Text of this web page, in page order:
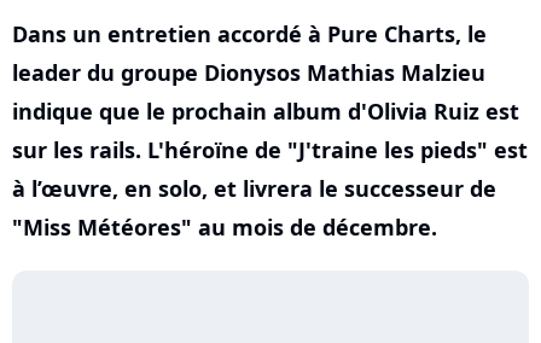
Dans un entretien accordé à Pure Charts, le
leader du groupe Dionysos Mathias Malzieu
indique que le prochain album d'Olivia Ruiz est
sur les rails. L'héroïne de "J'traine les pieds" est
à l’œuvre, en solo, et livrera le successeur de
"Miss Météores" au mois de décembre.